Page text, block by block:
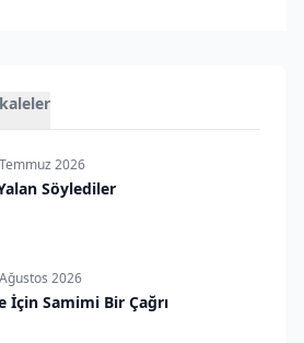
2026
Söylediler
2026
İçin Samimi Bir Çağrı